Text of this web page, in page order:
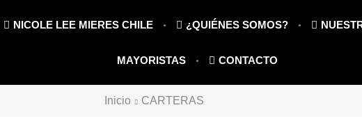
NICOLE LEE MIERES CHILE ¿QUIÉNES SOMOS?
MAYORISTAS CONTACTO
Inicio CARTERAS